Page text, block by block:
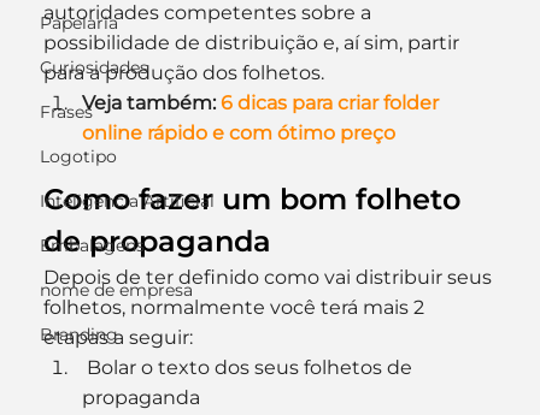
Papelaria
Curiosidades
Frases
Logotipo
Inteligência Artificial
Embalagens
nome de empresa
Branding
autoridades competentes sobre a
possibilidade de distribuição e, aí sim, partir
para a produção dos folhetos.
Veja também: 6 dicas para criar folder
online rápido e com ótimo preço
Como fazer um bom folheto
de propaganda
Depois de ter definido como vai distribuir seus
folhetos, normalmente você terá mais 2
etapas a seguir:
Bolar o texto dos seus folhetos de
propaganda